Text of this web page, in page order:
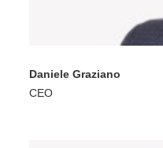
Daniele Graziano
CEO